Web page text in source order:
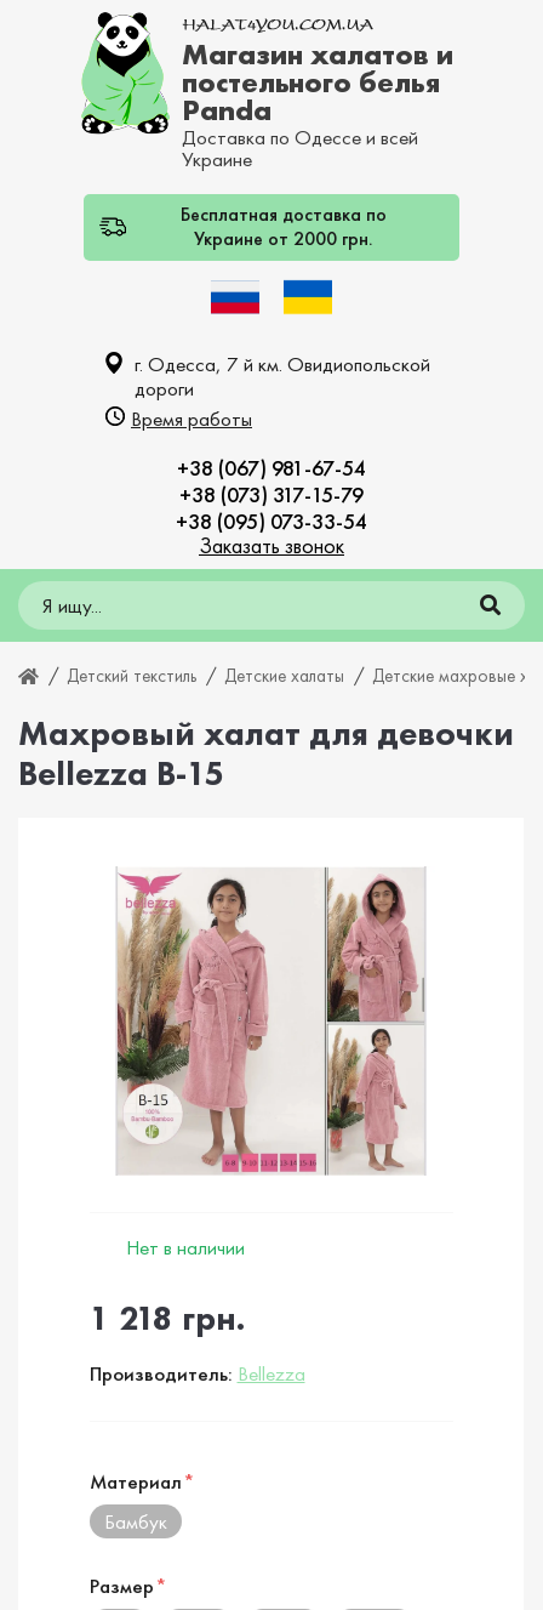
Магазин халатов и
постельного белья
Panda
Доставка по Одессе и всей
Украине
Бесплатная доставка по
Украине от 2000 грн.
г. Одесса, 7 й км. Овидиопольской
дороги
Время работы
+38 (067) 981-67-54
+38 (073) 317-15-79
+38 (095) 073-33-54
Заказать звонок
Детский текстиль Детские халаты Детские махровые
Махровый халат для девочки
Bellezza B-15
Нет в наличии
1 218 грн.
Производитель: Bellezza
Материал*
Бамбук
Размер*